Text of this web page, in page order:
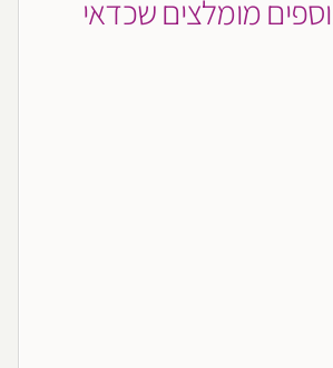
מומלצים שכדאי